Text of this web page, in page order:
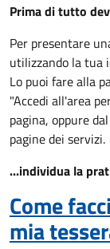
Prima di tutto
Per presentare
utilizzando la tua
Lo puoi fare alla
"Accedi all'area
pagina, oppure
pagine dei servizi.
...individua la
Come
mia